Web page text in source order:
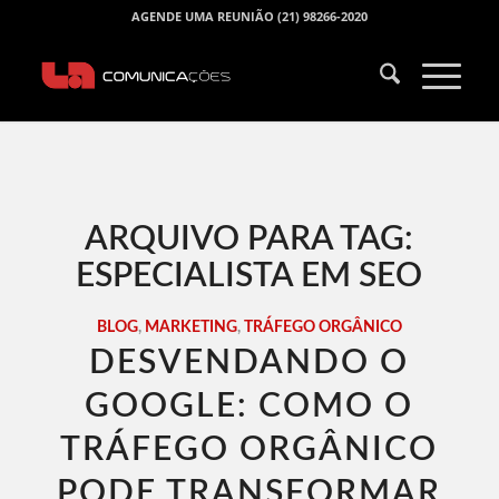
AGENDE UMA REUNIÃO (21) 98266-2020
ARQUIVO PARA TAG:
ESPECIALISTA EM SEO
BLOG, MARKETING, TRÁFEGO ORGÂNICO
DESVENDANDO O
GOOGLE: COMO O
TRÁFEGO ORGÂNICO